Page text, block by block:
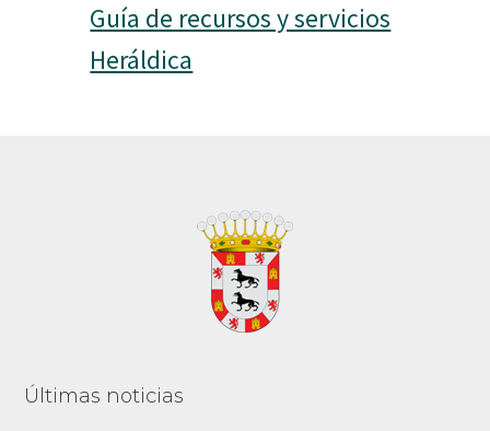
Guía de recursos y servicios
Heráldica
Últimas noticias